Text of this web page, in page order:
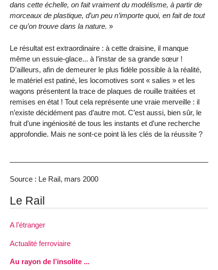
dans cette échelle, on fait vraiment du modélisme, à partir de
morceaux de plastique, d’un peu n’importe quoi, en fait de tout
ce qu’on trouve dans la nature. »
Le résultat est extraordinaire : à cette draisine, il manque
même un essuie-glace... à l’instar de sa grande sœur !
D’ailleurs, afin de demeurer le plus fidèle possible à la réalité,
le matériel est patiné, les locomotives sont « salies » et les
wagons présentent la trace de plaques de rouille traitées et
remises en état ! Tout cela représente une vraie merveille : il
n’existe décidément pas d’autre mot. C’est aussi, bien sûr, le
fruit d’une ingéniosité de tous les instants et d’une recherche
approfondie. Mais ne sont-ce point là les clés de la réussite ?
Source : Le Rail, mars 2000
Le Rail
A l’étranger
Actualité ferroviaire
Au rayon de l’insolite ...